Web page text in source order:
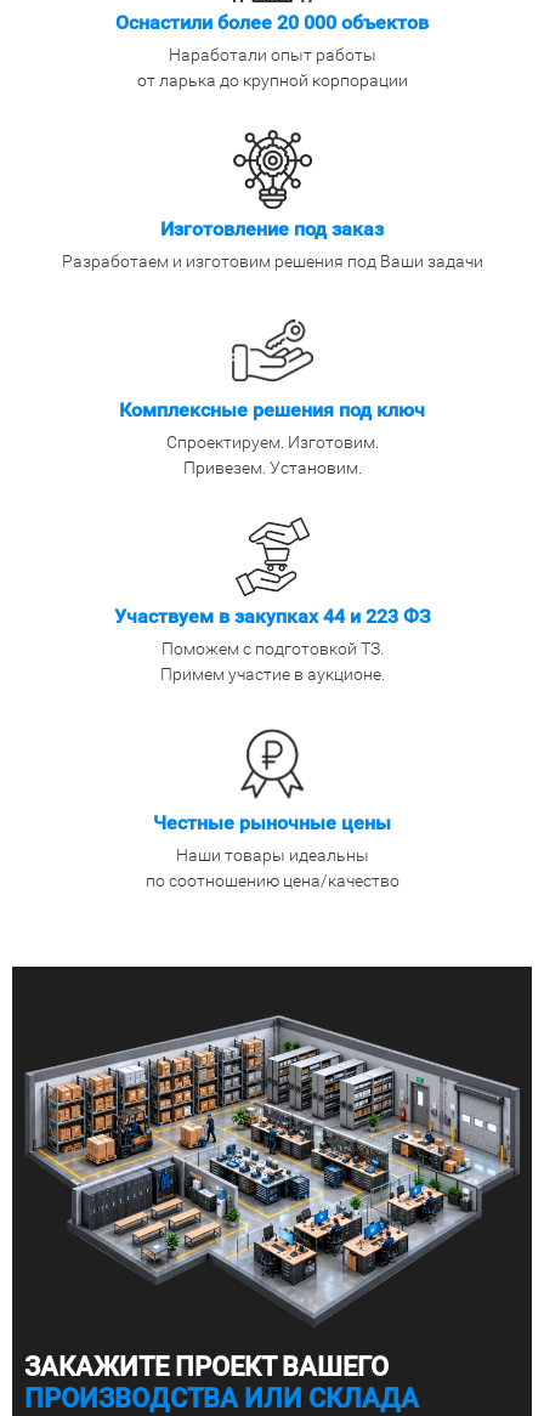
Оснастили более 20 000 объектов
Наработали опыт работы
от ларька до крупной корпорации
Изготовление под заказ
Разработаем и изготовим решения под Ваши задачи
Комплексные решения под ключ
Спроектируем. Изготовим.
Привезем. Установим.
Участвуем в закупках 44 и 223 ФЗ
Поможем с подготовкой ТЗ.
Примем участие в аукционе.
Честные рыночные цены
Наши товары идеальны
по соотношению цена/качество
ЗАКАЖИТЕ ПРОЕКТ ВАШЕГО
ПРОИЗВОДСТВА ИЛИ СКЛАДА